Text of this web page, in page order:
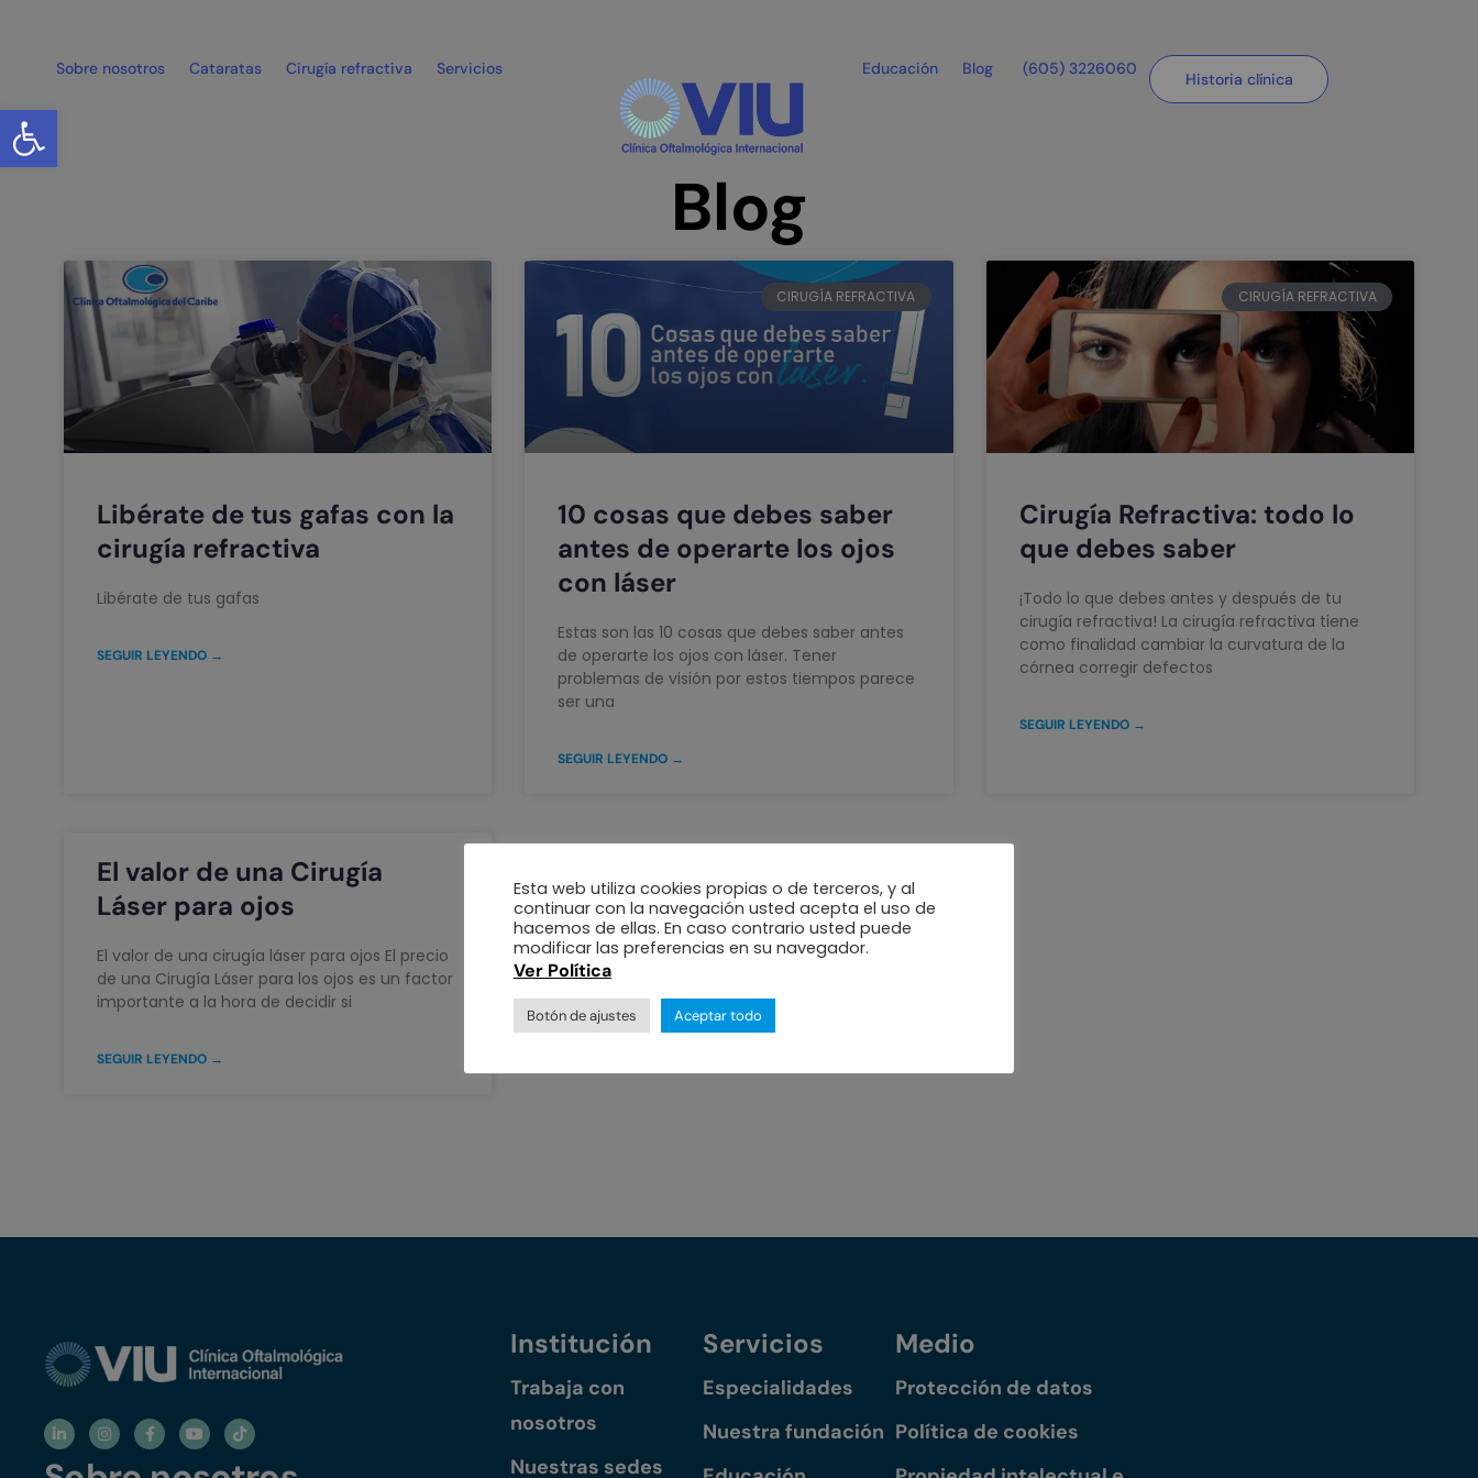
Abrir barra de herramientas
Sobre nosotros Cataratas Cirugía refractiva Servicios Educación Blog (605) 3226060
Historia clínica
Blog
Libérate de tus gafas con la
cirugía refractiva
Libérate de tus gafas
SEGUIR LEYENDO →
CIRUGÍA REFRACTIVA
10 cosas que debes saber
antes de operarte los ojos
con láser
Estas son las 10 cosas que debes saber antes
de operarte los ojos con láser. Tener
problemas de visión por estos tiempos parece
ser una
SEGUIR LEYENDO →
CIRUGÍA REFRACTIVA
Cirugía Refractiva: todo lo
que debes saber
¡Todo lo que debes antes y después de tu
cirugía refractiva! La cirugía refractiva tiene
como finalidad cambiar la curvatura de la
córnea corregir defectos
SEGUIR LEYENDO →
El valor de una Cirugía
Láser para ojos
El valor de una cirugía láser para ojos El precio
de una Cirugía Láser para los ojos es un factor
importante a la hora de decidir si
SEGUIR LEYENDO →
Institución
Trabaja con
nosotros
Nuestras sedes
Servicios
Especialidades
Nuestra fundación
Medio
Protección de datos
Política de cookies
Esta web utiliza cookies propias o de terceros, y al
continuar con la navegación usted acepta el uso de
hacemos de ellas. En caso contrario usted puede
modificar las preferencias en su navegador.
Ver Política
Botón de ajustes Aceptar todo